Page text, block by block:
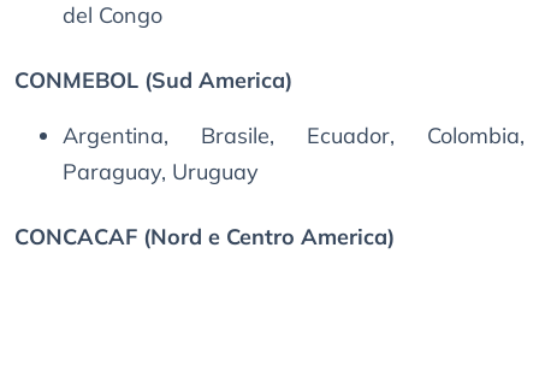
del Congo
CONMEBOL (Sud America)
Argentina, Brasile, Ecuador, Colombia,
Paraguay, Uruguay
CONCACAF (Nord e Centro America)